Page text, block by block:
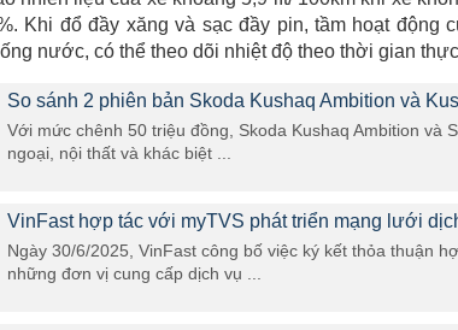
Khi đổ đầy xăng và sạc đầy pin, tầm hoạt động
nước, có thể theo dõi nhiệt độ theo thời gian
So sánh 2 phiên bản Skoda Kushaq Ambition và
Với mức chênh 50 triệu đồng, Skoda Kushaq Ambition và
ngoại, nội thất và khác biệt ...
VinFast hợp tác với myTVS phát triển mạng lưới
Ngày 30/6/2025, VinFast công bố việc ký kết thỏa thuận
những đơn vị cung cấp dịch vụ ...